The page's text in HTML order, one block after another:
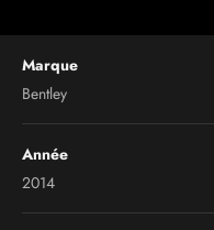
Marque
Bentley
Année
2014